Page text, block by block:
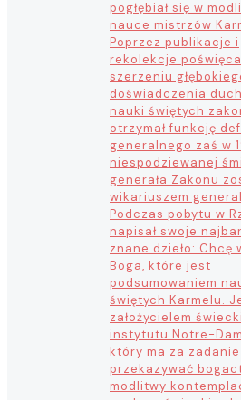
pogłębiał się w
nauce mistrzów
Poprzez publikacje i
rekolekcje
szerzeniu
doświadczenia
nauki świętych
otrzymał funkcję
generalnego zaś w
niespodziewanej
generała Zakonu
wikariuszem
Podczas pobytu w
napisał swoje
znane dzieło: Chcę
Boga, które jest
podsumowaniem
świętych Karmelu.
założycielem
instytutu Notre-
który ma za zadanie
przekazywać
modlitwy